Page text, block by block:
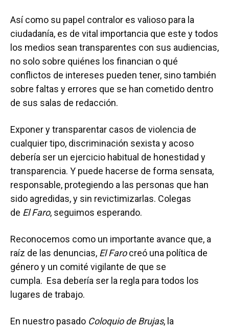
Así como su papel contralor es valioso para la
ciudadanía, es de vital importancia que este y todos
los medios sean transparentes con sus audiencias,
no solo sobre quiénes los financian o qué
conflictos de intereses pueden tener, sino también
sobre faltas y errores que se han cometido dentro
de sus salas de redacción.
Exponer y transparentar casos de violencia de
cualquier tipo, discriminación sexista y acoso
debería ser un ejercicio habitual de honestidad y
transparencia. Y puede hacerse de forma sensata,
responsable, protegiendo a las personas que han
sido agredidas, y sin revictimizarlas. Colegas
de ElFaro, seguimos esperando.
Reconocemos como un importante avance que, a
raíz de las denuncias, El Farocreó una política de
género y un comité vigilante de que se
cumpla. Esa debería ser la regla para todos los
lugares de trabajo.
En nuestro pasado Coloquio deBrujas, la